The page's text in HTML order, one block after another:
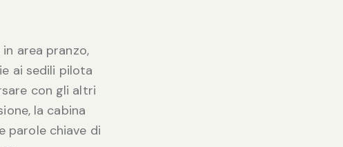
area pranzo,
ai sedili pilota
con gli altri
la cabina
parole chiave di